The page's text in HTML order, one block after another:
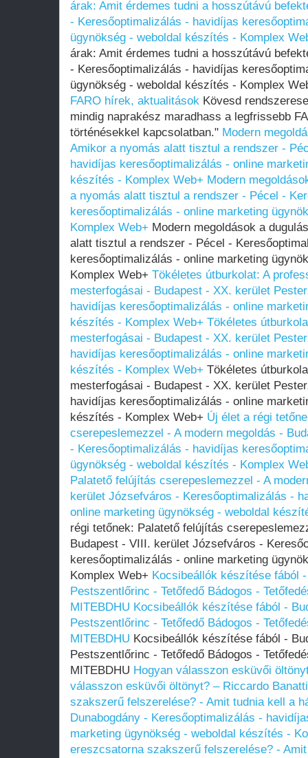
árak: Amit érdemes tudni a hosszútávú
- Keresőoptimalizálás - havidíjas
ügynökség - weboldal készítés - Komplex
árak: Amit érdemes tudni a hosszútávú
- Keresőoptimalizálás - havidíjas
ügynökség - weboldal készítés - Komplex
FARO hírek, aktualitások Kövesd
mindig naprakész maradhass a legfrissebb
történésekkel kapcsolatban." Modern
Amikor a nyomás alatt tisztul a rendszer -
havidíjas keresőoptimalizálás - online
készítés - Komplex Web+ Modern
a nyomás alatt tisztul a rendszer - Pécel -
keresőoptimalizálás - online marketing
Komplex Web+ Modern megoldások a
alatt tisztul a rendszer - Pécel -
keresőoptimalizálás - online marketing
Komplex Web+ Tökéletes útburkolat: A
mesterfogásai - Budapest - XX. kerület
havidíjas keresőoptimalizálás - online
készítés - Komplex Web+ Tökéletes
mesterfogásai - Budapest - XX. kerület
havidíjas keresőoptimalizálás - online
készítés - Komplex Web+ Tökéletes
mesterfogásai - Budapest - XX. kerület
havidíjas keresőoptimalizálás - online
készítés - Komplex Web+ Új élet a régi
cserepeslemezzel - A modern megoldás -
- Keresőoptimalizálás - havidíjas
ügynökség - weboldal készítés - Komplex
Palatető felújítás cserepeslemezzel - A
kerület Józsefváros - Keresőoptimalizálás -
online marketing ügynökség - weboldal
régi tetőnek: Palatető felújítás
Budapest - VIII. kerület Józsefváros -
keresőoptimalizálás - online marketing
Komplex Web+ Kocsibeállók készítése fából
Pestszentlőrinc - Tetőfedő Bádogos -
MITEBDHU Kocsibeállók készítése fából -
Pestszentlőrinc - Tetőfedő Bádogos -
MITEBDHU Kocsibeállók készítése fából -
Pestszentlőrinc - Tetőfedő Bádogos -
MITEBDHU Hogyan válasszon esküvői
válasszon esküvői öltönyt? – Riccardo Banatti
szakszerű felszerelése? - Amit tudnia kell a
Dunabogdány - Keresőoptimalizálás -
marketing ügynökség - weboldal készítés -
ereszcsatorna szakszerű felszerelése? -